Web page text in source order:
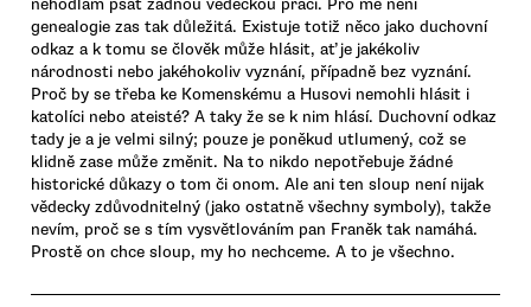
nehodlám psát žádnou vědeckou práci. Pro mě není
genealogie zas tak důležitá. Existuje totiž něco jako duchovní
odkaz a k tomu se člověk může hlásit, ať je jakékoliv
národnosti nebo jakéhokoliv vyznání, případně bez vyznání.
Proč by se třeba ke Komenskému a Husovi nemohli hlásit i
katolíci nebo ateisté? A taky že se k nim hlásí. Duchovní odkaz
tady je a je velmi silný; pouze je poněkud utlumený, což se
klidně zase může změnit. Na to nikdo nepotřebuje žádné
historické důkazy o tom či onom. Ale ani ten sloup není nijak
vědecky zdůvodnitelný (jako ostatně všechny symboly), takže
nevím, proč se s tím vysvětlováním pan Franěk tak namáhá.
Prostě on chce sloup, my ho nechceme. A to je všechno.